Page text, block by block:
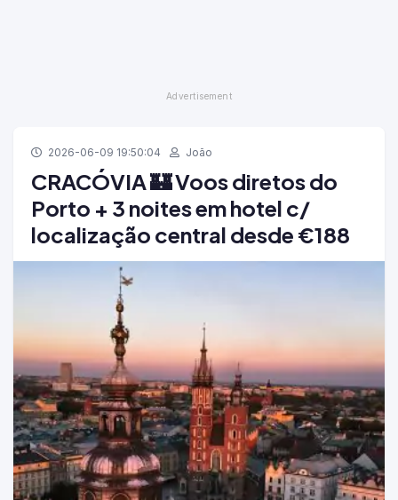
2026-06-09 19:50:04 João
CRACÓVIA 🏰 Voos diretos do
Porto + 3 noites em hotel c/
localização central desde €188